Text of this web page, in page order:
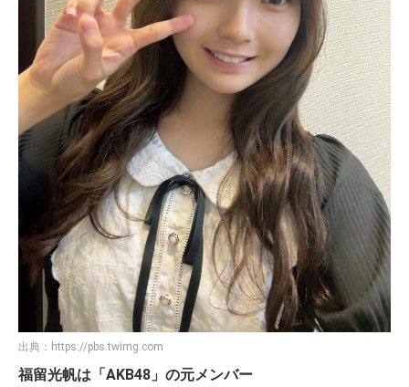
出典： https://pbs.twimg.com
福留光帆は「AKB48」の元メンバー